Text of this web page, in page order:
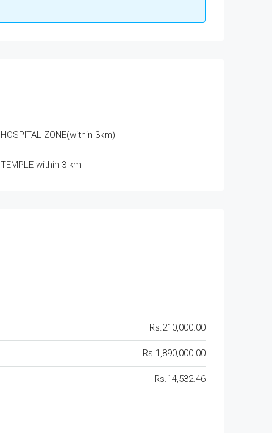
HOSPITAL ZONE(within 3km)
TEMPLE within 3 km
Rs.210,000.00
Rs.1,890,000.00
Rs.14,532.46